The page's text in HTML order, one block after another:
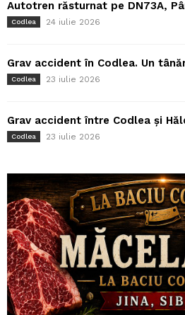
Autotren răsturnat pe DN73A,
Codlea 24 iulie 2026
Grav accident în Codlea. Un
Codlea 23 iulie 2026
Grav accident între Codlea și
Codlea 23 iulie 2026